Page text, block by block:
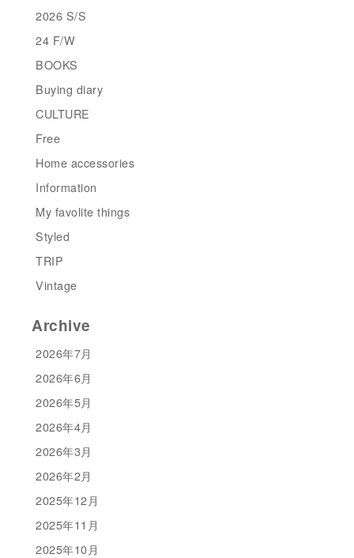
2026 S/S
24 F/W
BOOKS
Buying diary
CULTURE
Free
Home accessories
Information
My favolite things
Styled
TRIP
Vintage
Archive
2026年7月
2026年6月
2026年5月
2026年4月
2026年3月
2026年2月
2025年12月
2025年11月
2025年10月